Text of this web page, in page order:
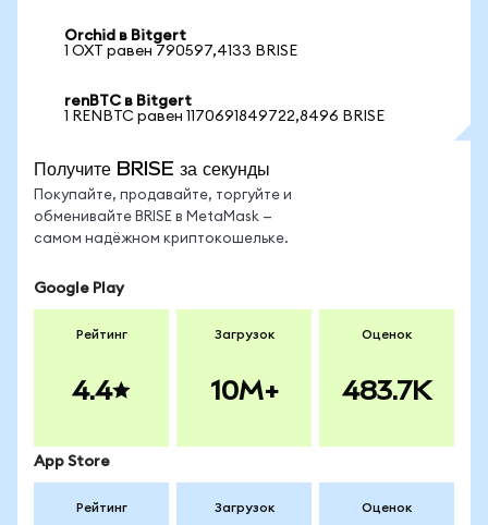
Orchid в Bitgert
1 OXT равен 790597,4133 BRISE
renBTC в Bitgert
1 RENBTC равен 1170691849722,8496 BRISE
Получите BRISE за секунды
Покупайте, продавайте, торгуйте и
обменивайте BRISE в MetaMask —
самом надёжном криптокошельке.
Google Play
Рейтинг
4.4
Загрузок
10M+
Оценок
483.7K
App Store
Рейтинг Загрузок Оценок